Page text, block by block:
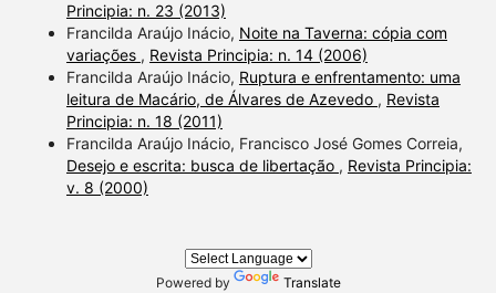
Principia: n. 23 (2013)
Francilda Araújo Inácio, Noite na Taverna: cópia com
variações , Revista Principia: n. 14 (2006)
Francilda Araújo Inácio, Ruptura e enfrentamento: uma
leitura de Macário, de Álvares de Azevedo , Revista
Principia: n. 18 (2011)
Francilda Araújo Inácio, Francisco José Gomes Correia,
Desejo e escrita: busca de libertação , Revista Principia:
v. 8 (2000)
Powered by Translate